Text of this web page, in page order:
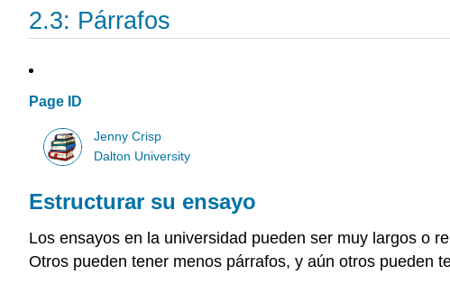
2.3: Párrafos
Page ID
Jenny Crisp
Dalton University
Estructurar su ensayo
Los ensayos en la universidad pueden ser muy largos o
Otros pueden tener menos párrafos, y aún otros pueden